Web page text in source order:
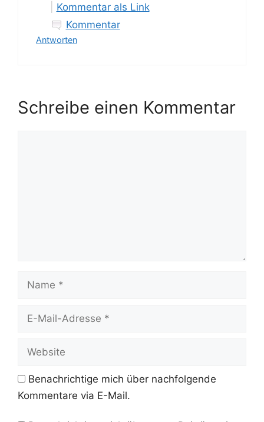
Kommentar als Link
Kommentar
Antworten
Schreibe einen Kommentar
Name
Website
Benachrichtige mich über nachfolgende
Kommentare via E-Mail.